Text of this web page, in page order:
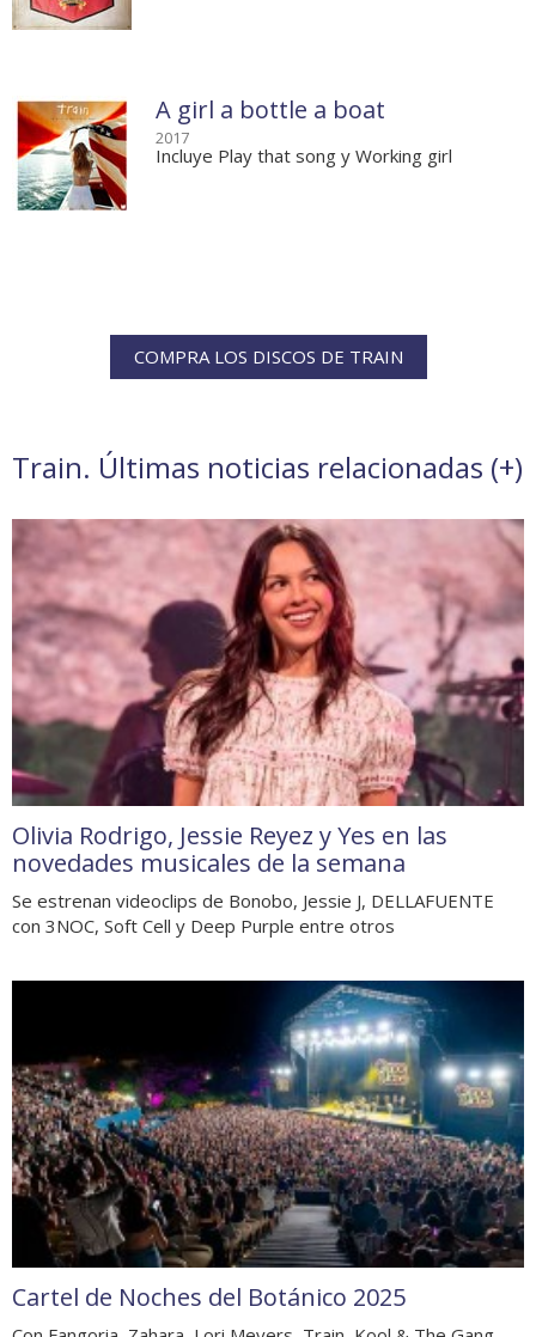
A girl a bottle a boat
2017
Incluye Play that song y Working girl
COMPRA LOS DISCOS DE TRAIN
Train. Últimas noticias relacionadas (+)
Olivia Rodrigo, Jessie Reyez y Yes en las
novedades musicales de la semana
Se estrenan videoclips de Bonobo, Jessie J, DELLAFUENTE
con 3NOC, Soft Cell y Deep Purple entre otros
Cartel de Noches del Botánico 2025